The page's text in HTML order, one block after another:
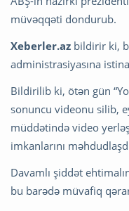
müvəqqəti dondurub.
Xeberler.az bildirir ki,
administrasiyasına
Bildirilib ki, ötən gün
sonuncu videonu silib,
müddətində video
imkanlarını
Davamlı şiddət
bu barədə müvafiq